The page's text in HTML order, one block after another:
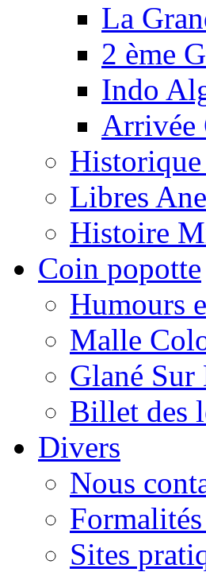
La
2 ème
Indo
Arrivée
Libres
Histoire
Coin popotte
Humours
Malle
Glané Sur
Billet des
Divers
Nous
Sites